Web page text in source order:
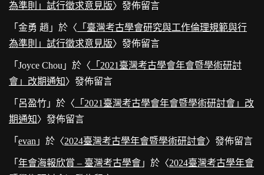
為準則」試行徵求意見版〉發佈留言
「 金勇 趙 」於〈 「臺灣考古學會研究與工作倫理規範與行
為準則」試行徵求意見版〉發佈留言
「 Joyce Chou 」於〈 「2021臺灣考古學會年會暨學術研討
會」改期通知〉發佈留言
「 呂盈竹 」於〈 「2021臺灣考古學會年會暨學術研討會」改
期通知〉發佈留言
「 evan 」於〈2024臺灣考古學年會暨學術研討會〉發佈留言
「 年會海報欣賞 – 臺灣考古學會 」於〈2024臺灣考古學年會